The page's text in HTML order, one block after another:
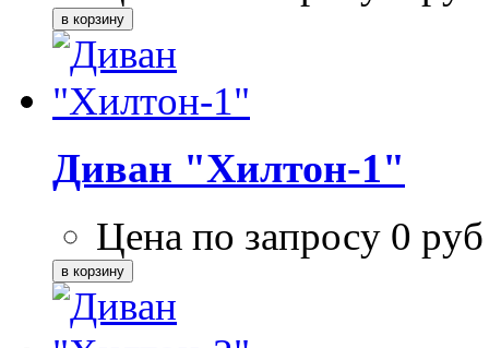
Диван "Хилтон-1"
Цена по запросу 0 руб